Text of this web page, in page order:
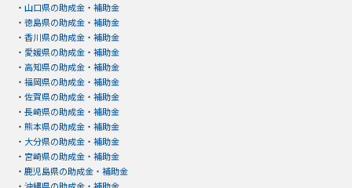
・ 山口県の助成金・補助金
・ 徳島県の助成金・補助金
・ 香川県の助成金・補助金
・ 愛媛県の助成金・補助金
・ 高知県の助成金・補助金
・ 福岡県の助成金・補助金
・ 佐賀県の助成金・補助金
・ 長崎県の助成金・補助金
・ 熊本県の助成金・補助金
・ 大分県の助成金・補助金
・ 宮崎県の助成金・補助金
・ 鹿児島県の助成金・補助金